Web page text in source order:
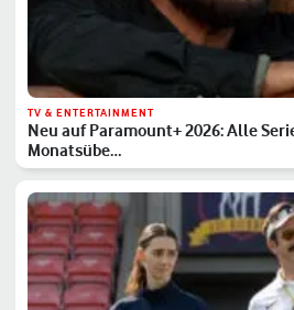
TV & ENTERTAINMENT
Neu auf Paramount+ 2026: Alle
Monatsübe…